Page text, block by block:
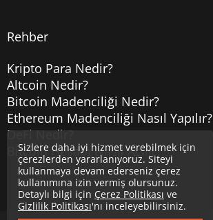
Rehber
Kripto Para Nedir?
Altcoin Nedir?
Bitcoin Madenciliği Nedir?
Ethereum Madenciliği Nasıl Yapılır?
DeFi Nedir?
Bitcoin Hesabı Nasıl Açılır?
Sizlere daha iyi hizmet verebilmek için
çerezlerden yararlanıyoruz. Siteyi
kullanmaya devam ederseniz çerez
kullanımına izin vermiş olursunuz.
Detaylı bilgi için Çerez Politikası ve
Gizlilik Politikası'nı inceleyebilirsiniz.